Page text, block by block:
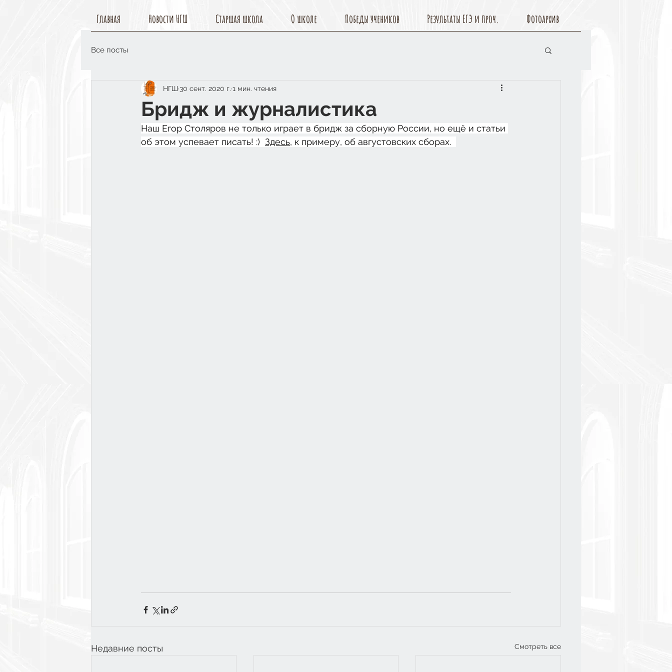
Главная Новости НГШ Старшая школа О школе Победы учеников Результаты ЕГЭ и проч. Фотоархив
Все посты
Бридж и журналистика
НГШ 30 сент. 2020 г. 1 мин. чтения
Наш Егор Столяров не только играет в бридж за сборную России, но ещё и статьи
об этом успевает писать! :) Здесь, к примеру, об августовских сборах.
Недавние посты Смотреть все